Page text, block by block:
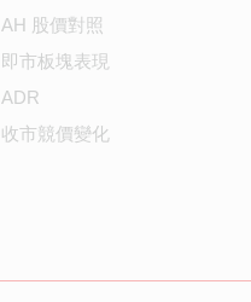
AH 股價對照
即市板塊表現
ADR
收市競價變化